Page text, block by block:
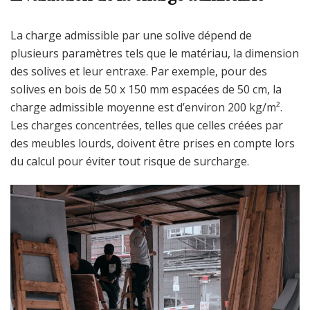
La charge admissible par une solive dépend de
plusieurs paramètres tels que le matériau, la dimension
des solives et leur entraxe. Par exemple, pour des
solives en bois de 50 x 150 mm espacées de 50 cm, la
charge admissible moyenne est d’environ 200 kg/m².
Les charges concentrées, telles que celles créées par
des meubles lourds, doivent être prises en compte lors
du calcul pour éviter tout risque de surcharge.